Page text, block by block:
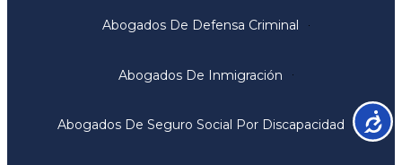
Abogados De Defensa Criminal
Abogados De Inmigración
Abogados De Seguro Social Por Discapacidad